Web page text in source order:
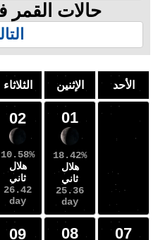
القمر في يوليو 2024
الإثنين
الثلاثاء الأربعاء
01
25.36
02
10.58%
هلال
ثاني
26.42
day
03
4.77%
هلال
ثاني
27.46
day
08
09
10